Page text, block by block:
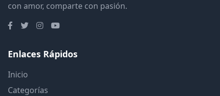
con amor, comparte con pasión.
Enlaces Rápidos
Inicio
Categorías